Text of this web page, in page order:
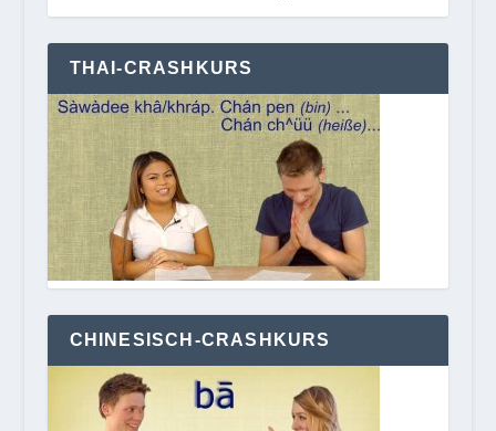
THAI-CRASHKURS
CHINESISCH-CRASHKURS